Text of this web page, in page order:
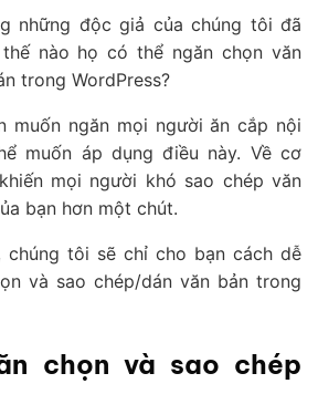
những độc giả của chúng tôi đã
nào họ có thể ngăn chọn văn
trong WordPress?
muốn ngăn mọi người ăn cắp nội
muốn áp dụng điều này. Về cơ
mọi người khó sao chép văn
bạn hơn một chút.
chúng tôi sẽ chỉ cho bạn cách dễ
và sao chép/dán văn bản trong
chọn và sao chép